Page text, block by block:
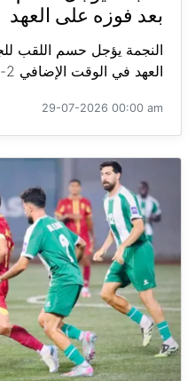
بعد فوزه على العهد
النجمة يؤجل حسم اللقب
العهد في الوقت الإضافي 2-1، في الجولة ال...
29-07-2026 00:00 am